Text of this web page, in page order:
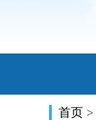
首页 >